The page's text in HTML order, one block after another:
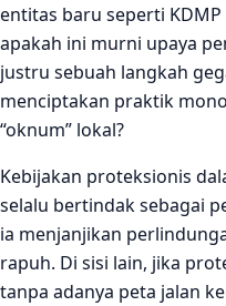
entitas baru seperti
apakah ini murni upaya
justru sebuah langkah
menciptakan praktik
“oknum” lokal?
Kebijakan proteksionis
selalu bertindak sebagai
ia menjanjikan
rapuh. Di sisi lain, jika
tanpa adanya peta jalan